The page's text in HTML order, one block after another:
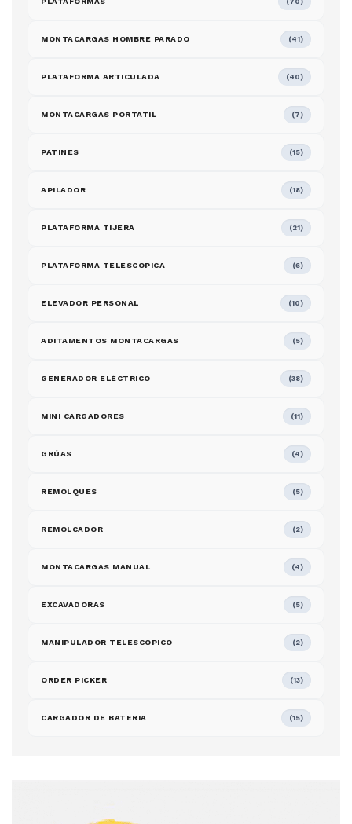
(70)
MONTACARGAS HOMBRE PARADO (41)
PLATAFORMA ARTICULADA (40)
MONTACARGAS PORTATIL (7)
PATINES (15)
APILADOR (18)
PLATAFORMA TIJERA (21)
PLATAFORMA TELESCOPICA (6)
ELEVADOR PERSONAL (10)
ADITAMENTOS MONTACARGAS (5)
GENERADOR ELÉCTRICO (38)
MINI CARGADORES (11)
GRÚAS (4)
REMOLQUES (5)
REMOLCADOR (2)
MONTACARGAS MANUAL (4)
EXCAVADORAS (5)
MANIPULADOR TELESCOPICO (2)
ORDER PICKER (13)
CARGADOR DE BATERIA (15)